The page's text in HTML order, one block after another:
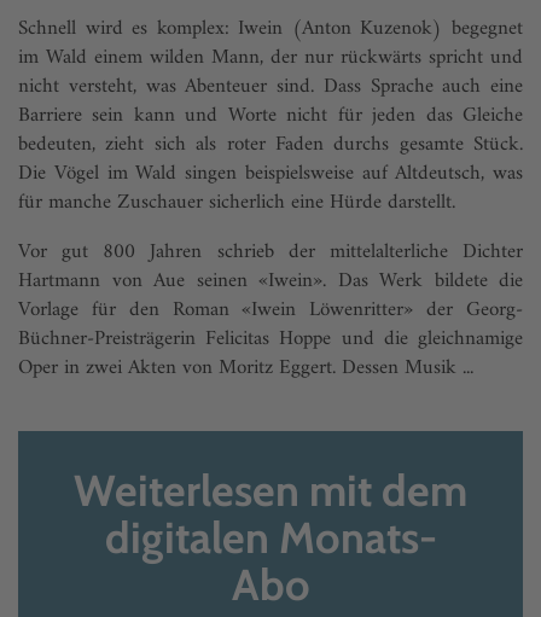
Schnell wird es komplex: Iwein (Anton Kuzenok) begegnet
im Wald einem wilden Mann, der nur rückwärts spricht und
nicht versteht, was Abenteuer sind. Dass Sprache auch eine
Barriere sein kann und Worte nicht für jeden das Gleiche
bedeuten, zieht sich als roter Faden durchs gesamte Stück.
Die Vögel im Wald singen beispielsweise auf Altdeutsch, was
für manche Zuschauer sicherlich eine Hürde darstellt.
Vor gut 800 Jahren schrieb der mittelalterliche Dichter
Hartmann von Aue seinen «Iwein». Das Werk bildete die
Vorlage für den Roman «Iwein Löwenritter» der Georg-
Büchner-Preisträgerin Felicitas Hoppe und die gleichnamige
Oper in zwei Akten von Moritz Eggert. Dessen Musik ...
Weiterlesen mit dem
digitalen Monats-
Abo